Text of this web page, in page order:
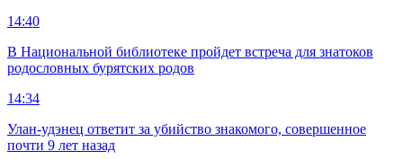
14:40
В Национальной библиотеке пройдет встреча для знатоков
родословных бурятских родов
14:34
Улан-удэнец ответит за убийство знакомого, совершенное
почти 9 лет назад